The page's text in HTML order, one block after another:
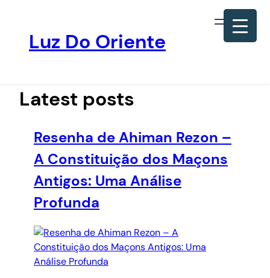
conteúdo
Luz Do Oriente
Latest posts
Resenha de Ahiman Rezon –
A Constituição dos Maçons
Antigos: Uma Análise
Profunda